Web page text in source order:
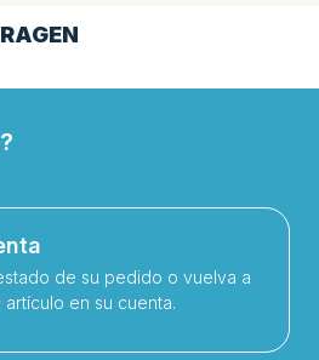
de su pedido o vuelva a
artículo en su cuenta.